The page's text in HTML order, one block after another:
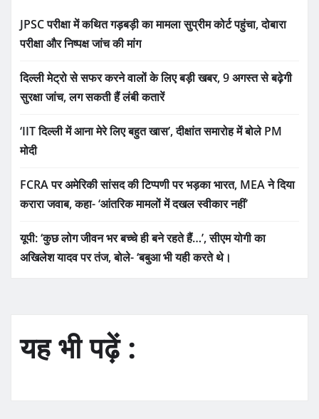
JPSC परीक्षा में कथित गड़बड़ी का मामला सुप्रीम कोर्ट पहुंचा, दोबारा
परीक्षा और निष्पक्ष जांच की मांग
दिल्ली मेट्रो से सफर करने वालों के लिए बड़ी खबर, 9 अगस्त से बढ़ेगी
सुरक्षा जांच, लग सकती हैं लंबी कतारें
‘IIT दिल्ली में आना मेरे लिए बहुत खास’, दीक्षांत समारोह में बोले PM
मोदी
FCRA पर अमेरिकी सांसद की टिप्पणी पर भड़का भारत, MEA ने दिया
करारा जवाब, कहा- ‘आंतरिक मामलों में दखल स्वीकार नहीं’
यूपी: ‘कुछ लोग जीवन भर बच्चे ही बने रहते हैं…’, सीएम योगी का
अखिलेश यादव पर तंज, बोले- ‘बबुआ भी यही करते थे।
यह भी पढ़ें :